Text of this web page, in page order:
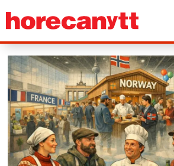
Tag:
grüne
woche